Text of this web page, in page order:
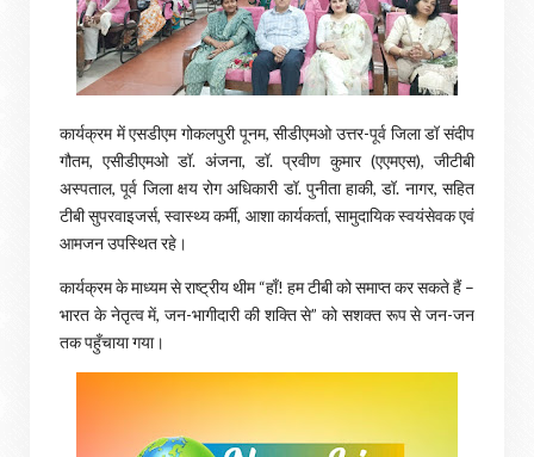
कार्यक्रम में एसडीएम गोकलपुरी पूनम, सीडीएमओ उत्तर-पूर्व जिला डॉ संदीप
गौतम, एसीडीएमओ डॉ. अंजना, डॉ. प्रवीण कुमार (एएमएस), जीटीबी
अस्पताल, पूर्व जिला क्षय रोग अधिकारी डॉ. पुनीता हाकी, डॉ. नागर, सहित
टीबी सुपरवाइजर्स, स्वास्थ्य कर्मी, आशा कार्यकर्ता, सामुदायिक स्वयंसेवक एवं
आमजन उपस्थित रहे।
कार्यक्रम के माध्यम से राष्ट्रीय थीम “हाँ! हम टीबी को समाप्त कर सकते हैं –
भारत के नेतृत्व में, जन-भागीदारी की शक्ति से” को सशक्त रूप से जन-जन
तक पहुँचाया गया।